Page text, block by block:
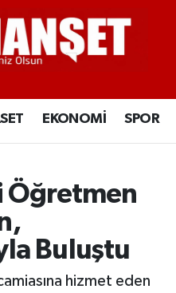
EKONOMİ SPOR
Öğretmen
Buluştu
hizmet eden
ve Fikstür